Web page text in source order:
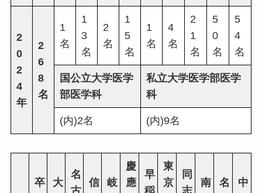
2
0
2
4
年
2
6
8
名
1
名
1
3
名
2
名
1
5
名
1
名
4
名
2
1
名
5
0
名
5
4
名
国公立大学医学
部医学科
私立大学医学部医学
科
(内)2名 (内)9名
卒
大
名
信
岐
慶
應
早
東
京
同
南
名
中